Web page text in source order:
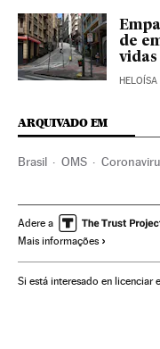
de
HELOÍSA
ARQUIVADO EM
Brasil OMS
Doenças infecciosas
Ministério Saúde
Adere a
Mais informações
Si está interesado en licenciar